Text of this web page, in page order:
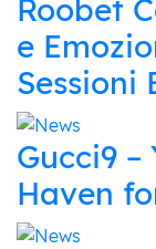
Roobet
e
Sessioni
Gucci9 –
Haven